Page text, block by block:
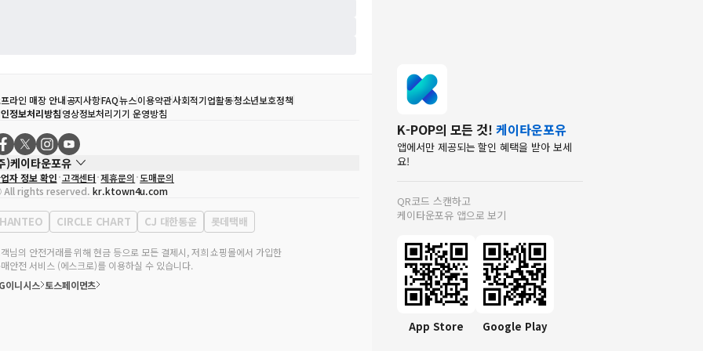
라인 매장 안내공지사항FAQ뉴스이용약관사회적기업활동청소년보호정책
정보처리방침영상정보처리기기 운영방침
)케이타운포유
자
송효민
업자등록번호
120-87-71116
판매업 신고번호 제2011-서울강남-02223
표전화
02-552-9855
자 정보 확인 고객센터 제휴문의 도매문의
rights reserved. kr.ktown4u.com
HANTEO CIRCLE CHART CJ 대한통운 롯데택배
님의 안전거래를 위해 현금 등으로 모든 결제시, 저희 쇼핑몰에서 가입한
안전 서비스 (에스크로)를 이용하실 수 있습니다.
이니시스 토스페이먼츠
K-POP의 모든 것! 케이타운포유
앱에서만 제공되는 할인 혜택을 받아 보세
요!
QR코드 스캔하고
케이타운포유 앱으로 보기
App Store Google Play